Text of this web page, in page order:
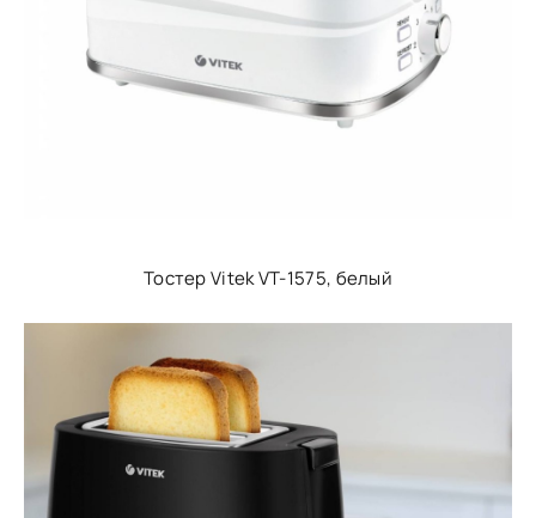
Тостер Vitek VT-1575, белый